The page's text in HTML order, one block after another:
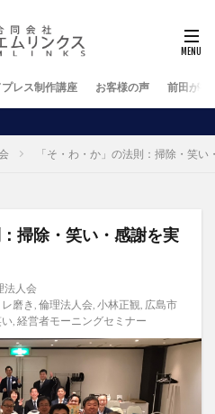
レス制作講座 お客様の声 前田が行
「そ・わ・か」の法則：掃除・笑
掃除・笑い・感謝を実
法人会
レ磨き, 倫理法人会, 小林正観, 広島市
, 経営者モーニングセミナー